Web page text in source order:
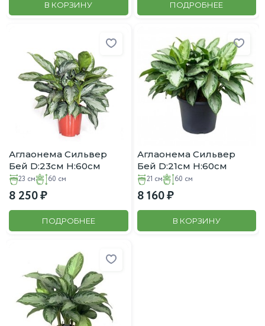
В КОРЗИНУ ПОДРОБНЕЕ
Аглаонема Сильвер
Бей D:23см H:60см
23 см 60 см
8 250
ПОДРОБНЕЕ
Аглаонема Сильвер
Бей D:21см H:60см
21 см 60 см
8 160
В КОРЗИНУ